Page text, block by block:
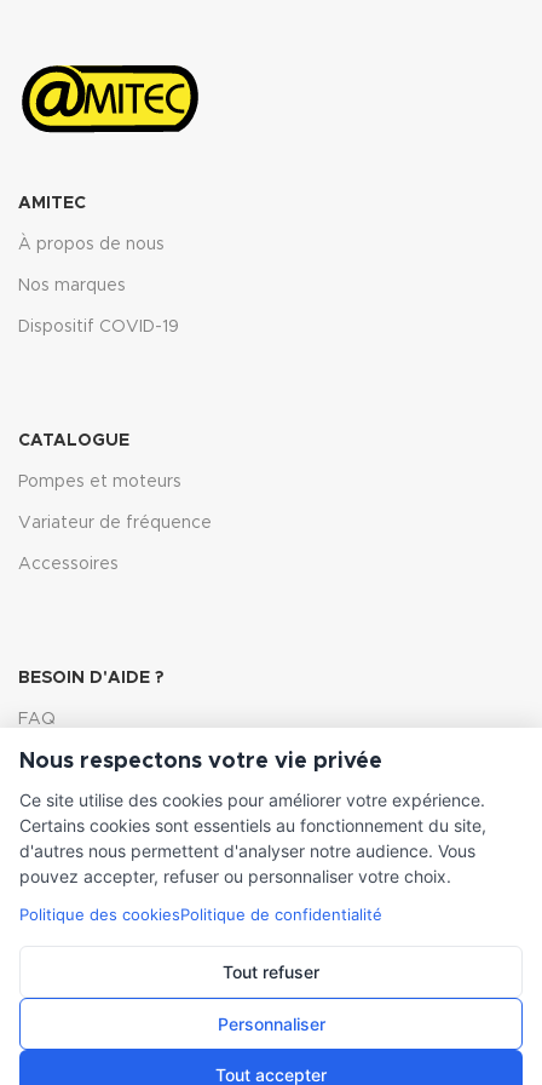
Propriétés transmise pour
l’épaisseur 2mm.
Télécharger la fiche technique
AMITEC
À propos de nous
Nos marques
Dispositif COVID-19
CATALOGUE
Pompes et moteurs
Variateur de fréquence
Accessoires
BESOIN D'AIDE ?
FAQ
Lexique
Comment choisir ma pompe
INFORMATIONS LÉGALES
Mentions légales
Nous respectons votre vie privée
Ce site utilise des cookies pour améliorer votre expérience.
Certains cookies sont essentiels au fonctionnement du site,
d'autres nous permettent d'analyser notre audience. Vous
pouvez accepter, refuser ou personnaliser votre choix.
Politique des cookiesPolitique de confidentialité
Tout refuser
Personnaliser
Tout accepter